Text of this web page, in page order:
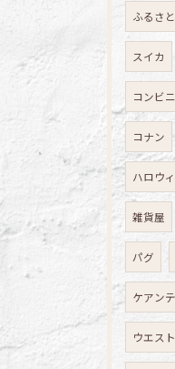
ふるさ
スイカ
コンビニ
コナン
ハロウ
雑貨屋
パグ
ケアン
ウエス